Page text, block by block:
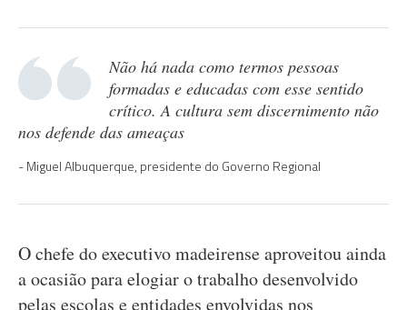
Não há nada como termos pessoas
formadas e educadas com esse sentido
crítico. A cultura sem discernimento não
nos defende das ameaças
Miguel Albuquerque, presidente do Governo Regional
O chefe do executivo madeirense aproveitou ainda
a ocasião para elogiar o trabalho desenvolvido
pelas escolas e entidades envolvidas nos